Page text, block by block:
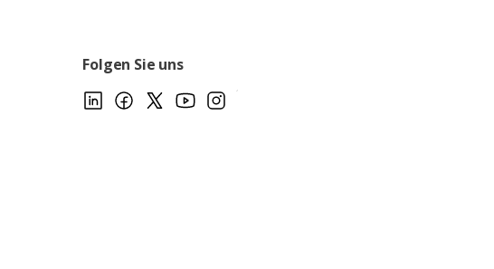
Folgen Sie uns